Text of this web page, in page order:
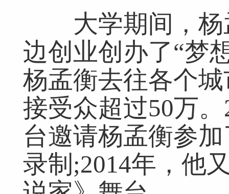
大学期间，杨
边创业创办了“梦
杨孟衡去往各个
接受众超过50万
台邀请杨孟衡参
录制;2014年，他